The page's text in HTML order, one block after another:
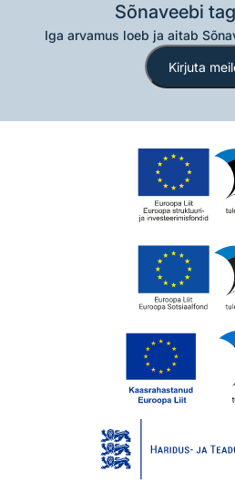
Sõnaveebi
Iga arvamus loeb ja aitab
Kirjuta